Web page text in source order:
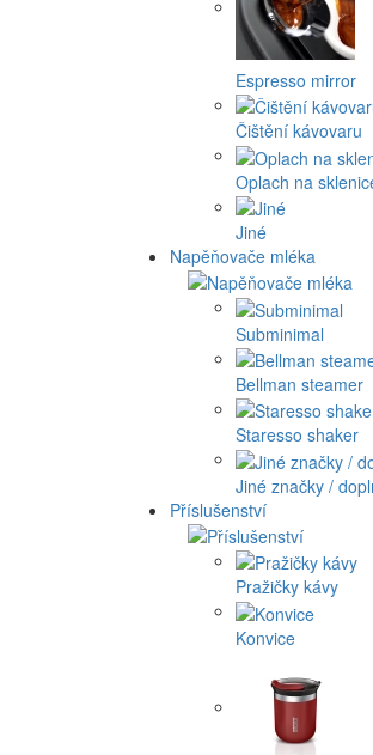
Espresso mirror
Čištění kávovaru
Oplach na
Jiné
Napěňovače mléka
Subminimal
Bellman steamer
Staresso shaker
Jiné značky /
Příslušenství
Pražičky kávy
Konvice